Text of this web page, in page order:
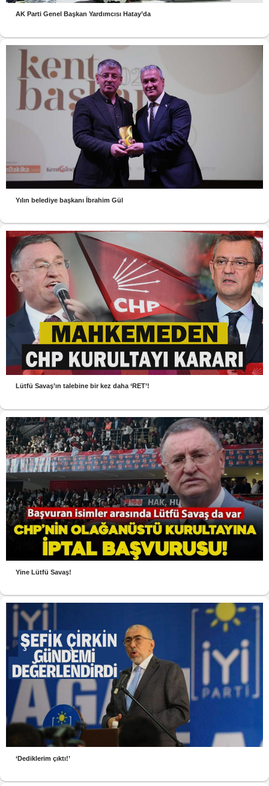
AK Parti Genel Başkan Yardımcısı Hatay’da
Yılın belediye başkanı İbrahim Gül
Lütfü Savaş’ın talebine bir kez daha ‘RET’!
Yine Lütfü Savaş!
‘Dediklerim çıktı!’